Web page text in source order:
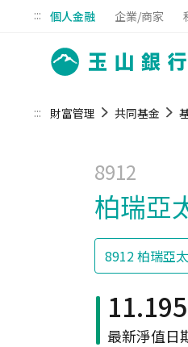
::: 個人金融 企業/商家
財富管理 共同基金
:::
8912
柏瑞亞
最新淨值日